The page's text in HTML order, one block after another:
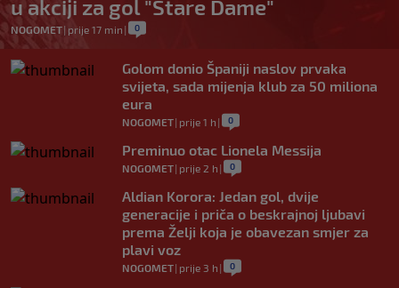
u akciji za gol "Stare Dame"
NOGOMET| prije 17 min | 0
Golom donio Španiji naslov prvaka
svijeta, sada mijenja klub za 50 miliona
eura
NOGOMET| prije 1 h | 0
Preminuo otac Lionela Messija
NOGOMET| prije 2 h | 0
Aldian Korora: Jedan gol, dvije
generacije i priča o beskrajnoj ljubavi
prema Želji koja je obavezan smjer za
plavi voz
NOGOMET| prije 3 h | 0